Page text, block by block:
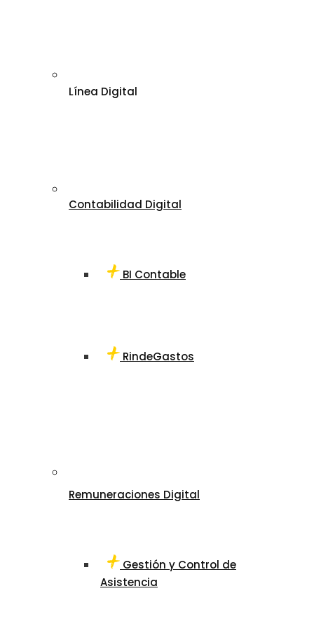
Línea Digital
Contabilidad Digital
BI Contable
RindeGastos
Remuneraciones Digital
Gestión y Control de
Asistencia